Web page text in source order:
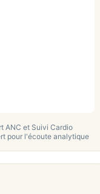
ANC et Suivi Cardio
pour l'écoute analytique